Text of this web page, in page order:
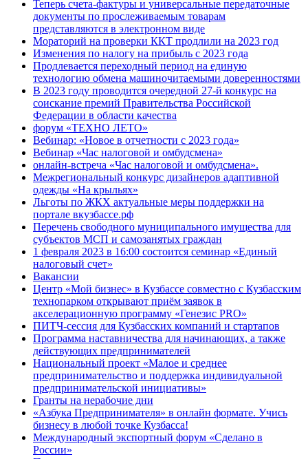
Теперь счета-фактуры и универсальные передаточные
документы по прослеживаемым товарам
представляются в электронном виде
Мораторий на проверки ККТ продлили на 2023 год
Изменения по налогу на прибыль с 2023 года
Продлевается переходный период на единую
технологию обмена машиночитаемыми доверенностями
В 2023 году проводится очередной 27-й конкурс на
соискание премий Правительства Российской
Федерации в области качества
форум «ТЕХНО ЛЕТО»
Вебинар: «Новое в отчетности с 2023 года»
Вебинар «Час налоговой и омбудсмена»
онлайн-встреча «Час налоговой и омбудсмена».
Межрегиональный конкурс дизайнеров адаптивной
одежды «На крыльях»
Льготы по ЖКХ актуальные меры поддержки на
портале вкузбассе.рф
Перечень свободного муниципального имущества для
субъектов МСП и самозанятых граждан
1 февраля 2023 в 16:00 состоится семинар «Единый
налоговый счет»
Вакансии
Центр «Мой бизнес» в Кузбассе совместно с Кузбасским
технопарком открывают приём заявок в
акселерационную программу «Генезис PRO»
ПИТЧ-сессия для Кузбасских компаний и стартапов
Программа наставничества для начинающих, а также
действующих предпринимателей
Национальный проект «Малое и среднее
предпринимательство и поддержка индивидуальной
предпринимательской инициативы»
Гранты на нерабочие дни
«Азбука Предпринимателя» в онлайн формате. Учись
бизнесу в любой точке Кузбасса!
Международный экспортный форум «Сделано в
России»